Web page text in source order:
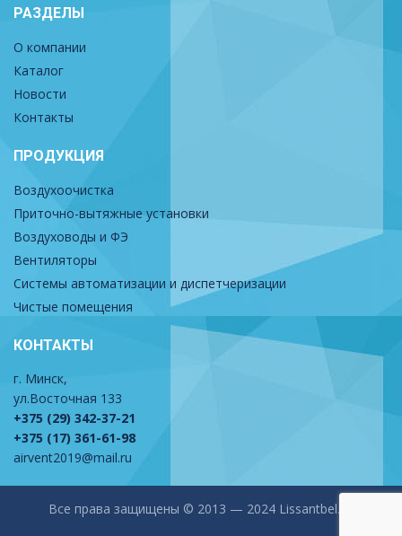
РАЗДЕЛЫ
О компании
Каталог
Новости
Контакты
ПРОДУКЦИЯ
Воздухоочистка
Приточно-вытяжные установки
Воздуховоды и ФЭ
Вентиляторы
Системы автоматизации и диспетчеризации
Чистые помещения
КОНТАКТЫ
г. Минск,
ул.Восточная 133
+375 (29) 342-37-21
+375 (17) 361-61-98
airvent2019@mail.ru
Все права защищены © 2013 — 2024 Lissantbel.by